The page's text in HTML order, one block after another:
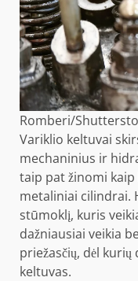
Romberi/
Variklio keltuvai
mechaninius ir
taip pat žinomi kaip
metaliniai cilindrai.
stūmoklį, kuris
dažniausiai veikia
priežasčių, dėl kurių
keltuvas.